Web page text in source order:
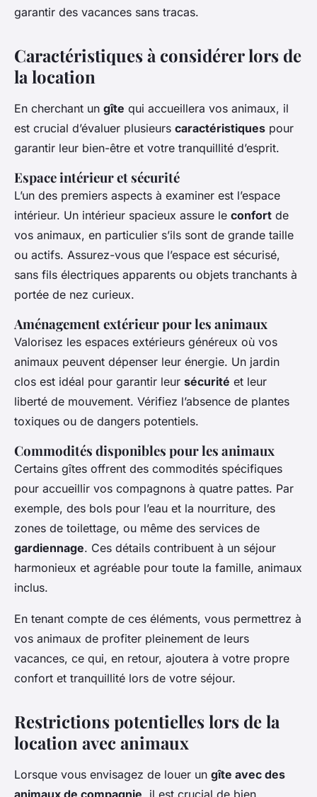
garantir des vacances sans tracas.
Caractéristiques à considérer lors de
la location
En cherchant un gîte qui accueillera vos animaux, il
est crucial d’évaluer plusieurs caractéristiques pour
garantir leur bien-être et votre tranquillité d’esprit.
Espace intérieur et sécurité
L’un des premiers aspects à examiner est l’espace
intérieur. Un intérieur spacieux assure le confort de
vos animaux, en particulier s’ils sont de grande taille
ou actifs. Assurez-vous que l’espace est sécurisé,
sans fils électriques apparents ou objets tranchants à
portée de nez curieux.
Aménagement extérieur pour les animaux
Valorisez les espaces extérieurs généreux où vos
animaux peuvent dépenser leur énergie. Un jardin
clos est idéal pour garantir leur sécurité et leur
liberté de mouvement. Vérifiez l’absence de plantes
toxiques ou de dangers potentiels.
Commodités disponibles pour les animaux
Certains gîtes offrent des commodités spécifiques
pour accueillir vos compagnons à quatre pattes. Par
exemple, des bols pour l’eau et la nourriture, des
zones de toilettage, ou même des services de
gardiennage. Ces détails contribuent à un séjour
harmonieux et agréable pour toute la famille, animaux
inclus.
En tenant compte de ces éléments, vous permettrez à
vos animaux de profiter pleinement de leurs
vacances, ce qui, en retour, ajoutera à votre propre
confort et tranquillité lors de votre séjour.
Restrictions potentielles lors de la
location avec animaux
Lorsque vous envisagez de louer un gîte avec des
animaux de compagnie , il est crucial de bien